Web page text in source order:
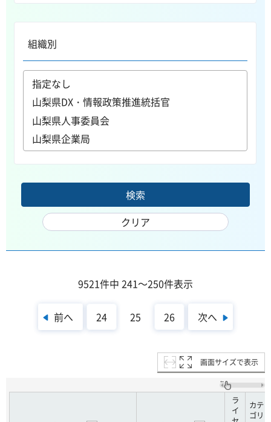
組織別
9521件中 241～250件表示
前へ 24 25 26 次へ
画面サイズで表示
ラ
イ
カテ
ゴリ